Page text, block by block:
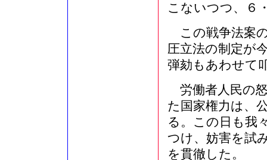
こないつつ、６
この戦争法案
圧立法の制定が
弾劾もあわせて
労働者人民の
た国家権力は、
る。この日も我
つけ、妨害を試
を貫徹した。